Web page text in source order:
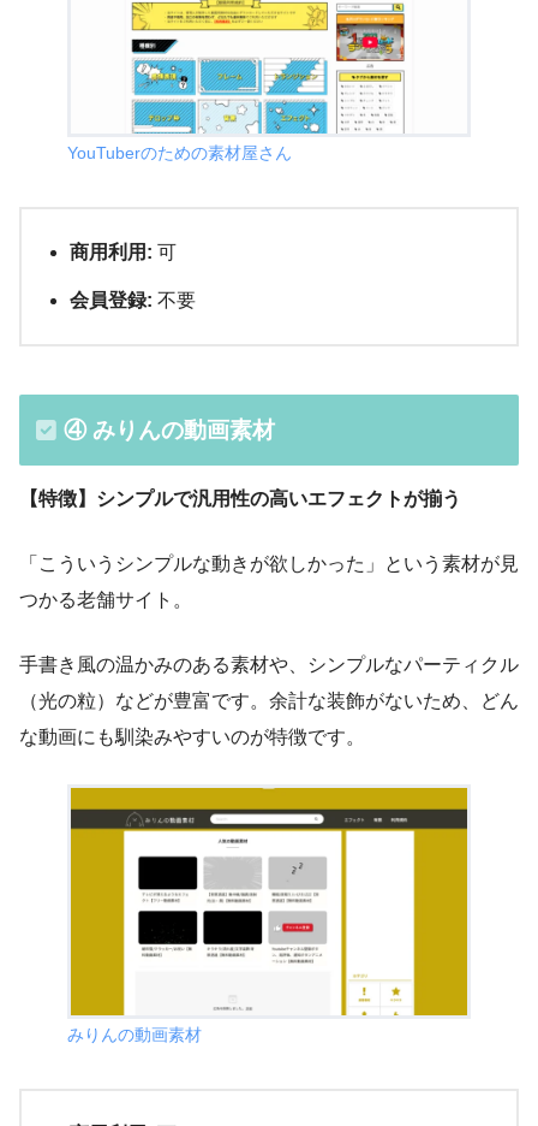
YouTuberのための素材屋さん
商用利用: 可
会員登録: 不要
④ みりんの動画素材
【特徴】シンプルで汎用性の高いエフェクトが揃う
「こういうシンプルな動きが欲しかった」という素材が見
つかる老舗サイト。
手書き風の温かみのある素材や、シンプルなパーティクル
（光の粒）などが豊富です。余計な装飾がないため、どん
な動画にも馴染みやすいのが特徴です。
みりんの動画素材